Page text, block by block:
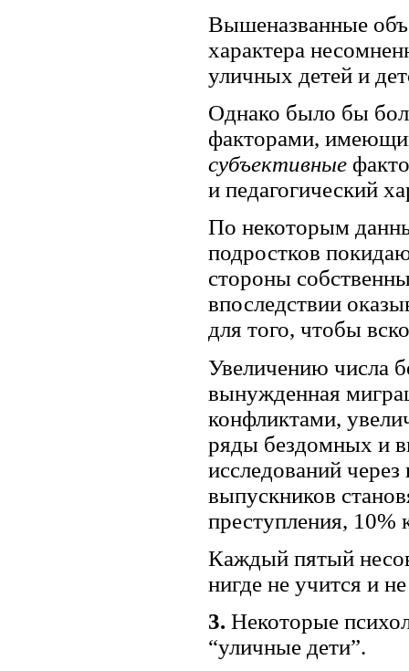
Вышеназванные
характера
уличных детей и
Однако было бы
факторами,
субъективные
и педагогический
По некоторым
подростков
стороны
впоследствии
для того, чтобы
Увеличению числа
вынужденная
конфликтами,
ряды бездомных и
исследований
выпускников
преступления, 10%
Каждый пятый
нигде не учится и
3. Некоторые
“уличные дети”.